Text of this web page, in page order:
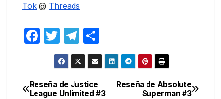
Tok @ Threads
F
e
T
w
itt
er
T
el
e
gr
o
m
Navegación
Reseña de Absolute
Superman #3
Reseña de Justice
League Unlimited #3